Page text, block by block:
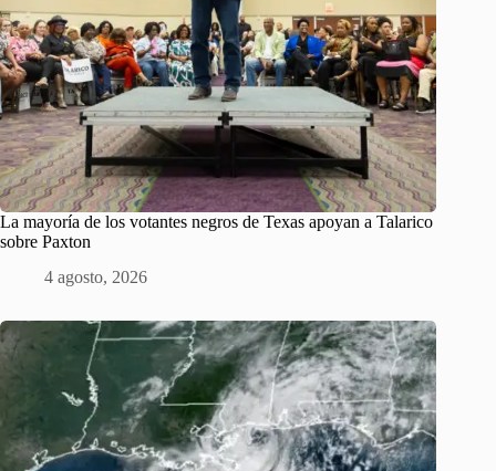
La mayoría de los votantes negros de Texas apoyan a Talarico
sobre Paxton
4 agosto, 2026